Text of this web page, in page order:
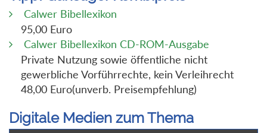
Calwer Bibellexikon
95,00 Euro
Calwer Bibellexikon CD-ROM-Ausgabe
Private Nutzung sowie öffentliche nicht
gewerbliche Vorführrechte, kein Verleihrecht
48,00 Euro(unverb. Preisempfehlung)
Digitale Medien zum Thema